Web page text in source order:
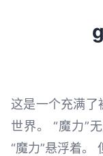
这是一个充满了
世界。 “魔力”
“魔力”悬浮着。